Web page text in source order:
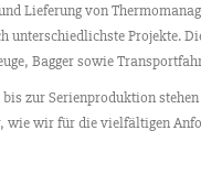
Lieferung von
unterschiedlichste Projekte.
Bagger sowie
zur Serienproduktion
wie wir für die vielfältigen